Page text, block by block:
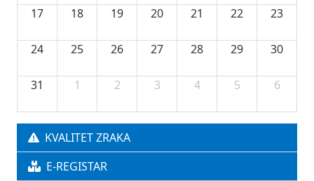
17 18 19 20 21 22 23
24 25 26 27 28 29 30
31 1 2 3 4 5 6
KVALITET ZRAKA
E-REGISTAR